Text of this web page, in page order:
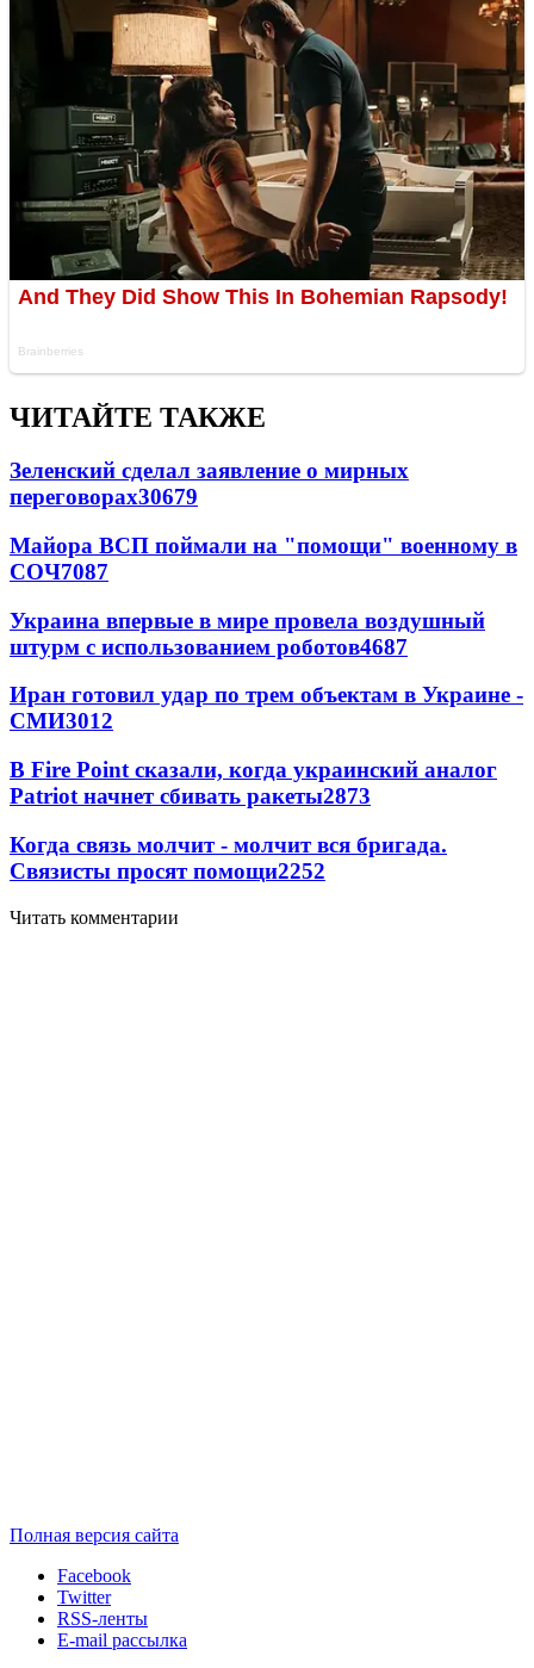
ЧИТАЙТЕ ТАКЖЕ
Зеленский сделал заявление о мирных
переговорах30679
Майора ВСП поймали на "помощи" военному в
СОЧ7087
Украина впервые в мире провела воздушный
штурм с использованием роботов4687
Иран готовил удар по трем объектам в Украине -
СМИ3012
В Fire Point сказали, когда украинский аналог
Patriot начнет сбивать ракеты2873
Когда связь молчит - молчит вся бригада.
Связисты просят помощи2252
Читать комментарии
Полная версия сайта
Facebook
Twitter
RSS-ленты
E-mail рассылка